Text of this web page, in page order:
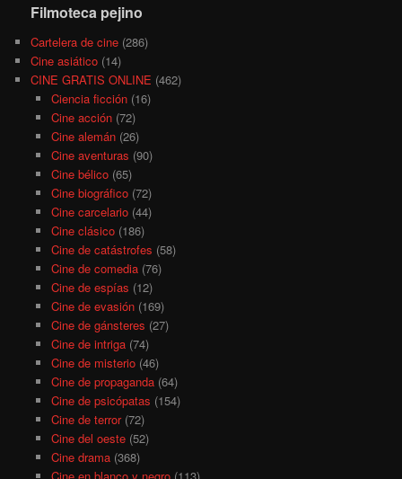
Filmoteca pejino
Cartelera de cine (286)
Cine asiático (14)
CINE GRATIS ONLINE (462)
Ciencia ficción(16)
Cine acción(72)
Cine alemán(26)
Cine aventuras (90)
Cine bélico(65)
Cine biográfico(72)
Cine carcelario(44)
Cine clásico(186)
Cine de catástrofes (58)
Cine de comedia(76)
Cine de espías (12)
Cine de evasión(169)
Cine de gánsteres (27)
Cine de intriga(74)
Cine de misterio(46)
Cine de propaganda(64)
Cine de psicópatas (154)
Cine de terror(72)
Cine del oeste(52)
Cine drama(368)